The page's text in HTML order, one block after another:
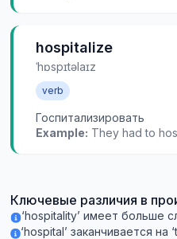
hospitalize
ˈhɒspɪtəlaɪz
verb
Госпитализировать
Example: They had to
Ключевые различия в
‘hospitality’ имеет больше
‘hospital’ заканчивается на